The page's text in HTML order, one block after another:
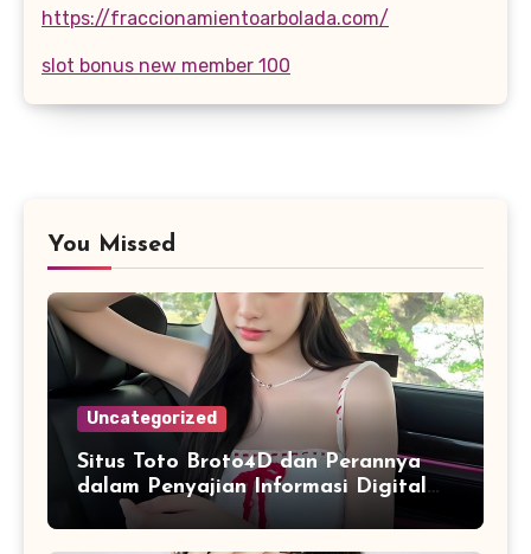
https://fraccionamientoarbolada.com/
slot bonus new member 100
You Missed
Uncategorized
Situs Toto Broto4D dan Perannya
dalam Penyajian Informasi Digital
yang Praktis